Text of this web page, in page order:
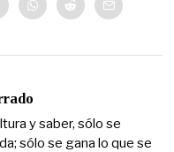
y saber, sólo se
sólo se gana lo que se